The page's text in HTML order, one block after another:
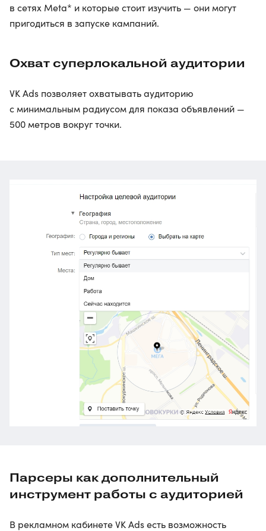
в сетях Meta* и которые стоит изучить — они могут
пригодиться в запуске кампаний.
Охват суперлокальной аудитории
VK Ads позволяет охватывать аудиторию
с минимальным радиусом для показа объявлений —
500 метров вокруг точки.
Парсеры как дополнительный
инструмент работы с аудиторией
В рекламном кабинете VK Ads есть возможность